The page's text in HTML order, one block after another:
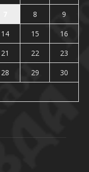
8
9
14 15
16
21 22
23
28 29
30